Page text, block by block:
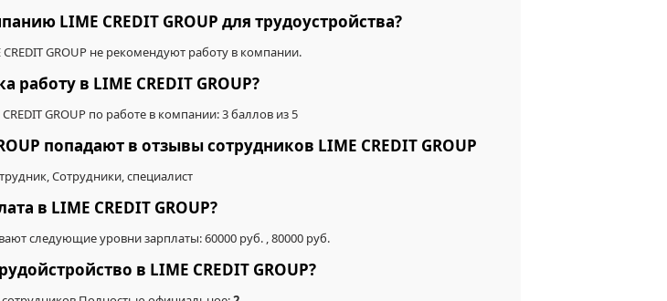
LIME CREDIT GROUP для трудоустройства?
GROUP не рекомендуют работу в компании.
работу в LIME CREDIT GROUP?
GROUP по работе в компании: 3 баллов из 5
попадают в отзывы сотрудников LIME CREDIT GROUP
Сотрудники, специалист
в LIME CREDIT GROUP?
следующие уровни зарплаты: 60000 руб. , 80000 руб.
в LIME CREDIT GROUP?